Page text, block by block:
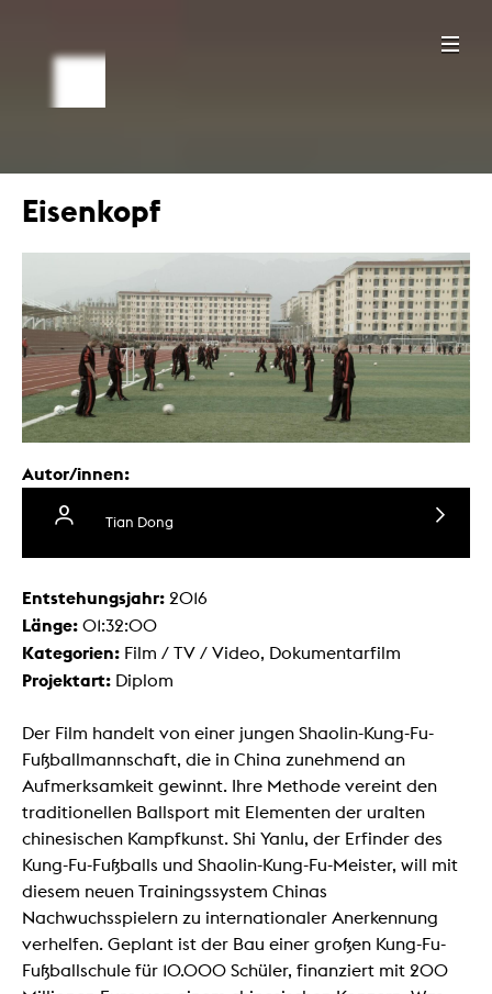
Eisenkopf
Autor/innen:
Tian Dong
Entstehungsjahr: 2016
Länge: 01:32:00
Kategorien: Film / TV / Video, Dokumentarfilm
Projektart: Diplom
Der Film handelt von einer jungen Shaolin-Kung-Fu-
Fußballmannschaft, die in China zunehmend an
Aufmerksamkeit gewinnt. Ihre Methode vereint den
traditionellen Ballsport mit Elementen der uralten
chinesischen Kampfkunst. Shi Yanlu, der Erfinder des
Kung-Fu-Fußballs und Shaolin-Kung-Fu-Meister, will mit
diesem neuen Trainingssystem Chinas
Nachwuchsspielern zu internationaler Anerkennung
verhelfen. Geplant ist der Bau einer großen Kung-Fu-
Fußballschule für 10.000 Schüler, finanziert mit 200